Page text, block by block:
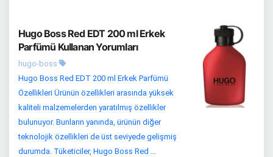
Hugo Boss Red EDT 200 ml Erkek
Parfümü Kullanan Yorumları
hugo-boss
Hugo Boss Red EDT 200 ml Erkek Parfümü
Özellikleri Ürünün özellikleri arasında yüksek
kaliteli malzemelerden yaratılmış özellikler
bulunuyor. Bunların yanında, ürünün diğer
teknolojik özellikleri de üst seviyede gelişmiş
durumda. Tüketiciler, Hugo Boss Red ...